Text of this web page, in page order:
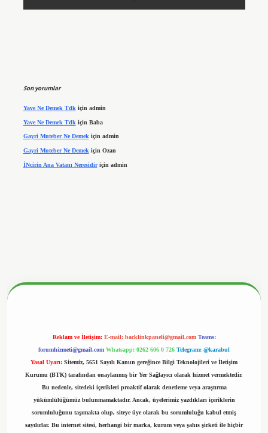
Son yorumlar
Yave Ne Demek Tdk için admin
Yave Ne Demek Tdk için Baba
Gayri Muteber Ne Demekiçin admin
Gayri Muteber Ne Demek için Ozan
İNcirin Ana Vatanı Neresidiriçin admin
Reklam ve İletişim: E-mail: backlinkpaneli@gmail.com Teams:
forumhizmeti@gmail.com Whatsapp: 0262 606 0 726 Telegram: @karabul
Yasal Uyarı: Sitemiz, 5651 Sayılı Kanun gereğince Bilgi Teknolojileri ve İletişim
Kurumu (BTK) tarafından onaylanmış bir Yer Sağlayıcı olarak hizmet vermektedir.
Bu nedenle, sitedeki içerikleri proaktif olarak denetleme veya araştırma
yükümlülüğümüz bulunmamaktadır. Ancak, üyelerimiz yazdıkları içeriklerin
sorumluluğunu taşımakta olup, siteye üye olarak bu sorumluluğu kabul etmiş
sayılırlar. Bu internet sitesi, herhangi bir marka, kurum veya şahıs şirketi ile hiçbir